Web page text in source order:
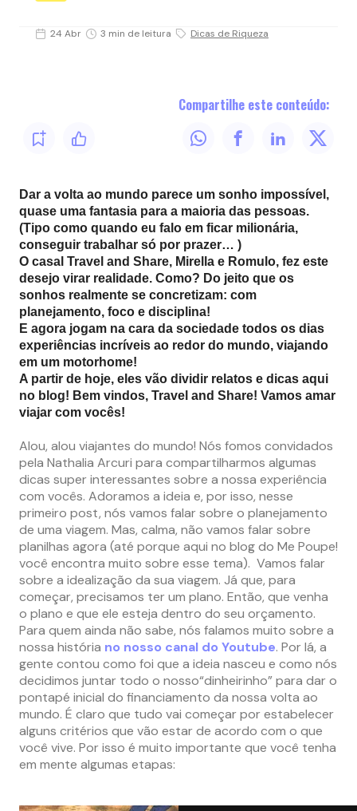
24 Abr 3 min de leitura Dicas de Riqueza
Compartilhe este conteúdo:
Dar a volta ao mundo parece um sonho impossível,
quase uma fantasia para a maioria das pessoas.
(Tipo como quando eu falo em ficar milionária,
conseguir trabalhar só por prazer… )
O casal Travel and Share, Mirella e Romulo, fez este
desejo virar realidade. Como? Do jeito que os
sonhos realmente se concretizam: com
planejamento, foco e disciplina!
E agora jogam na cara da sociedade todos os dias
experiências incríveis ao redor do mundo, viajando
em um motorhome!
A partir de hoje, eles vão dividir relatos e dicas aqui
no blog! Bem vindos, Travel and Share! Vamos amar
viajar com vocês!
Alou, alou viajantes do mundo! Nós fomos convidados
pela Nathalia Arcuri para compartilharmos algumas
dicas super interessantes sobre a nossa experiência
com vocês. Adoramos a ideia e, por isso, nesse
primeiro post, nós vamos falar sobre o planejamento
de uma viagem. Mas, calma, não vamos falar sobre
planilhas agora (até porque aqui no blog do Me Poupe!
você encontra muito sobre esse tema). Vamos falar
sobre a idealização da sua viagem. Já que, para
começar, precisamos ter um plano. Então, que venha
o plano e que ele esteja dentro do seu orçamento.
Para quem ainda não sabe, nós falamos muito sobre a
nossa história no nosso canal do Youtube. Por lá, a
gente contou como foi que a ideia nasceu e como nós
decidimos juntar todo o nosso“dinheirinho” para dar o
pontapé inicial do financiamento da nossa volta ao
mundo. É claro que tudo vai começar por estabelecer
alguns critérios que vão estar de acordo com o que
você vive. Por isso é muito importante que você tenha
em mente algumas etapas: